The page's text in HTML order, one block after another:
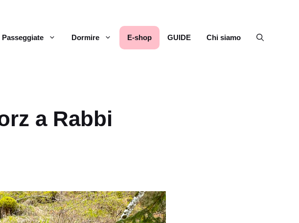
Passeggiate Dormire E-shop GUIDE Chi siamo
a Rabbi